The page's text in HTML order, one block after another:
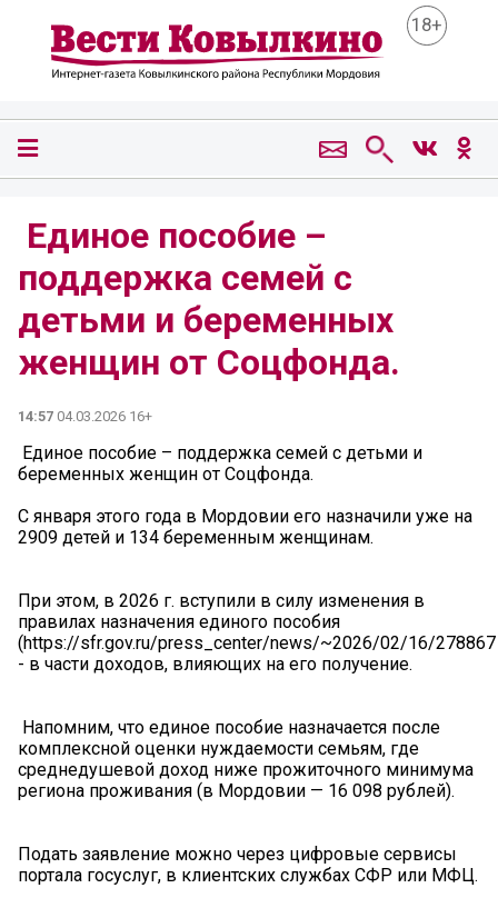
18+
️ Единое пособие –
поддержка семей с
детьми и беременных
женщин от Соцфонда.
14:57 04.03.2026 16+
️ Единое пособие – поддержка семей с детьми и
беременных женщин от Соцфонда.
С января этого года в Мордовии его назначили уже на
2909 детей и 134 беременным женщинам.
При этом, в 2026 г. вступили в силу изменения в
правилах назначения единого пособия
(https://sfr.gov.ru/press_center/news/~2026/02/16/
- в части доходов, влияющих на его получение.
️ Напомним, что единое пособие назначается после
комплексной оценки нуждаемости семьям, где
среднедушевой доход ниже прожиточного минимума
региона проживания (в Мордовии — 16 098 рублей).
Подать заявление можно через цифровые сервисы
портала госуслуг, в клиентских службах СФР или МФЦ.